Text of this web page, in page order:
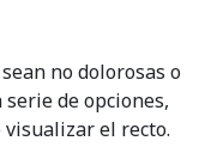
no dolorosas o
de opciones,
el recto.